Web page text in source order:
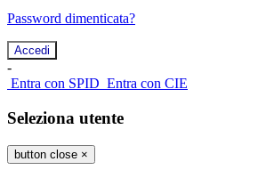
Password dimenticata?
-
Entra con SPID Entra con CIE
Seleziona utente
button close ×